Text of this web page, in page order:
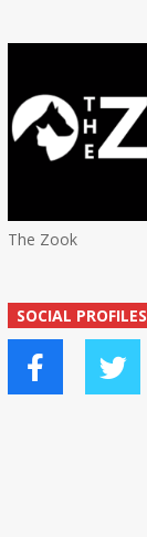
The Zook
SOCIAL PROFILES